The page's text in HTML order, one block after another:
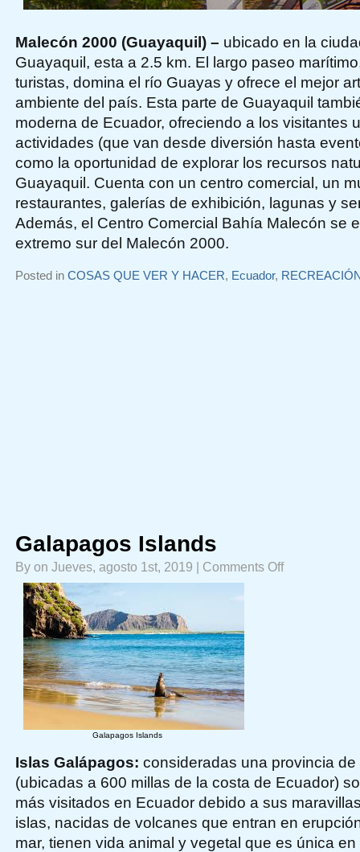
Malecón 2000 (Guayaquil) – ubicado en la
Guayaquil, esta a 2.5 km. El largo paseo
turistas, domina el río Guayas y ofrece el mejor
ambiente del país. Esta parte de Guayaquil
moderna de Ecuador, ofreciendo a los visitantes
actividades (que van desde diversión hasta
como la oportunidad de explorar los recursos
Guayaquil. Cuenta con un centro comercial, un
restaurantes, galerías de exhibición, lagunas y
Además, el Centro Comercial Bahía Malecón se
extremo sur del Malecón 2000.
Posted in COSAS QUE VER Y HACER, Ecuador,
Galapagos Islands
By on Jueves, agosto 1st, 2019 | Comments Offon
Galapagos Islands
Islas Galápagos: consideradas una provincia
(ubicadas a 600 millas de la costa de Ecuador)
más visitados en Ecuador debido a sus
islas, nacidas de volcanes que entran en
mar, tienen vida animal y vegetal que es única